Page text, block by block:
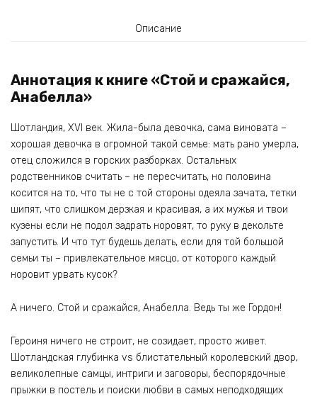
Описание
Аннотация к книге «Стой и сражайся,
Анабелла»
Шотландия, XVI век. Жила-была девочка, сама виновата –
хорошая девочка в огромной такой семье: мать рано умерла,
отец сложился в горских разборках. Остальных
родственников считать – не пересчитать, но половина
косится на то, что ты не с той стороны одеяла зачата, тетки
шипят, что слишком дерзкая и красивая, а их мужья и твои
кузены если не подол задрать норовят, то руку в декольте
запустить. И что тут будешь делать, если для той большой
семьи ты – привлекательное мясцо, от которого каждый
норовит урвать кусок?
А ничего. Стой и сражайся, Анабелла. Ведь ты же Гордон!
Героиня ничего не строит, не созидает, просто живет.
Шотландская глубинка vs блистательный королевский двор,
великолепные самцы, интриги и заговоры, беспорядочные
прыжки в постель и поиски любви в самых неподходящих